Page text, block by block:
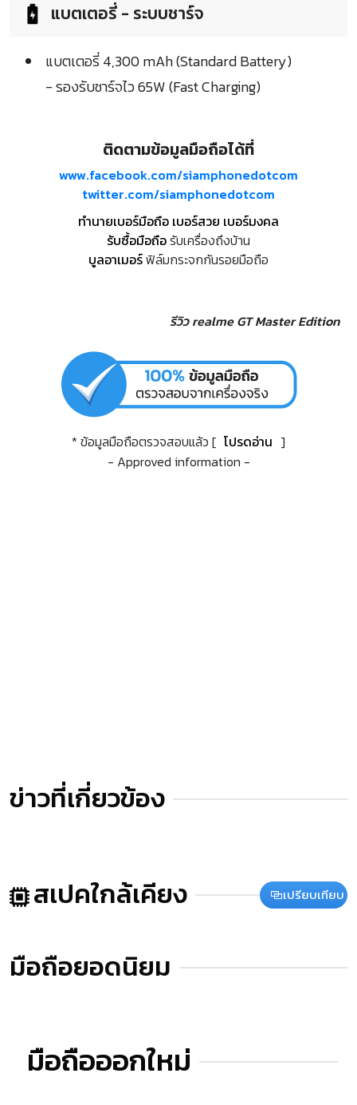
แบตเตอรี่ - ระบบชาร์จ
แบตเตอรี่ 4,300 mAh (Standard Battery)
- รองรับชาร์จไว 65W (Fast Charging)
ติดตามข้อมูลมือถือได้ที่
www.facebook.com/siamphonedotcom
twitter.com/siamphonedotcom
ทำนายเบอร์มือถือ เบอร์สวย เบอร์มงคล
รับซื้อมือถือรับเครื่องถึงบ้าน
บูลอาเมอร์ฟิล์มกระจกกันรอยมือถือ
รีวิว realme GT Master Edition
* ข้อมูลมือถือตรวจสอบแล้ว [ โปรดอ่าน ]
- Approved information -
ข่าวที่เกี่ยวข้อง
สเปคใกล้เคียง เปรียบเทียบ
มือถือยอดนิยม
มือถือออกใหม่